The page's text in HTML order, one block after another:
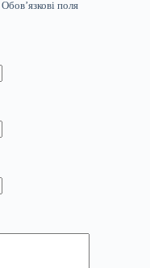
Обов’язкові поля